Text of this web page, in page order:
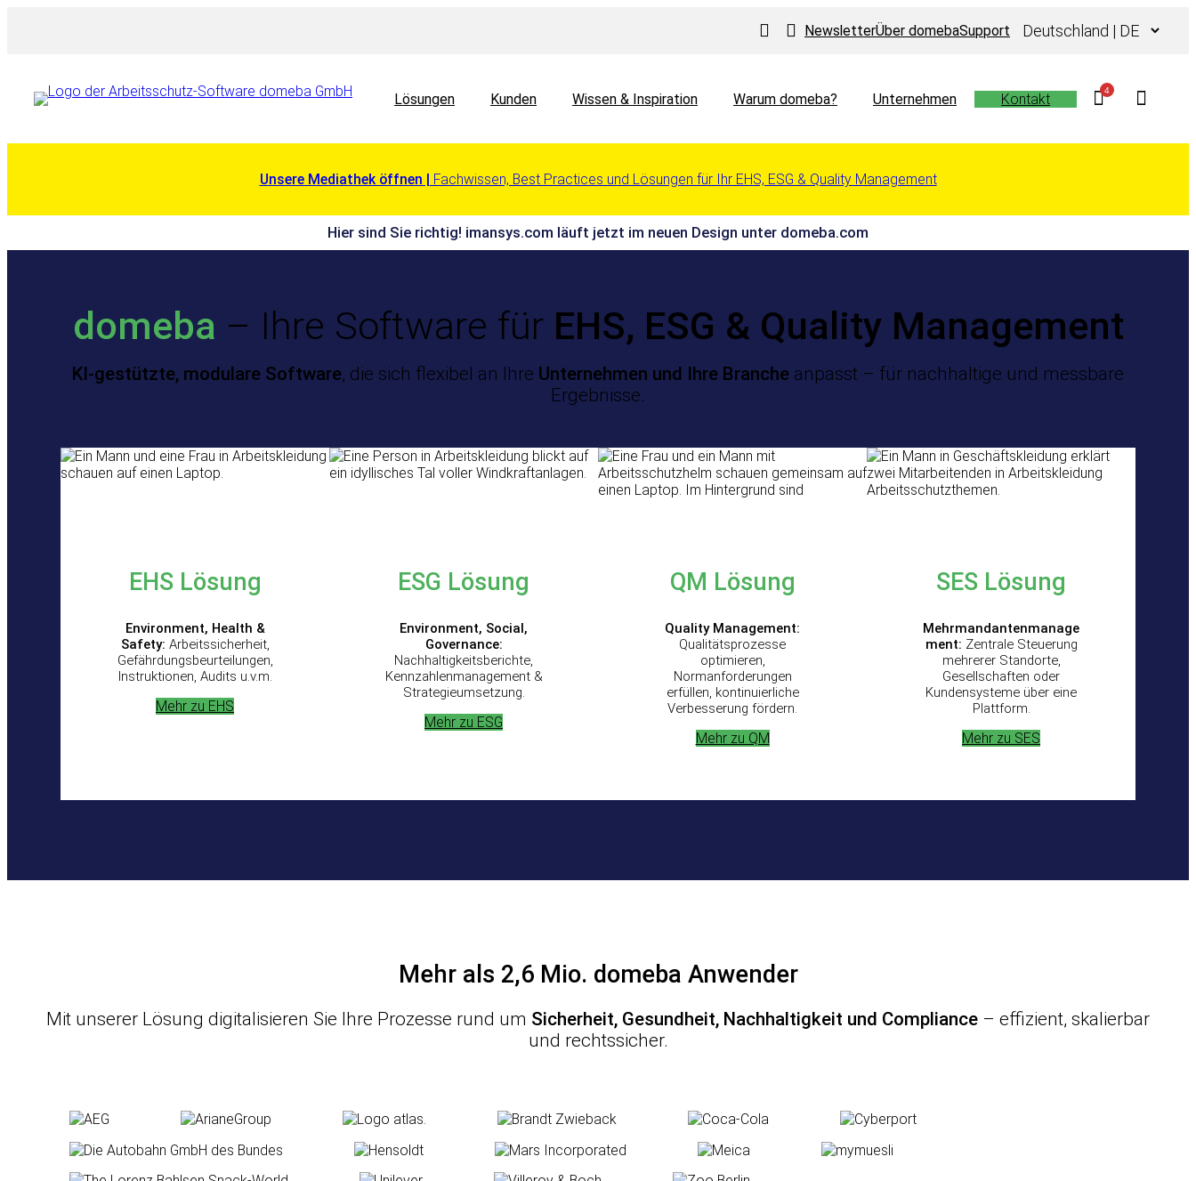
NewsletterÜber domebaSupportauswählen
Lösungen Kunden Wissen & Inspiration Warum domeba? Unternehmen Kontakt
4
Unsere Mediathek öffnen | Fachwissen, Best Practices und Lösungen für Ihr EHS, ESG & Quality Management
Hier sind Sie richtig! imansys.com läuft jetzt im neuen Design unter domeba.com
domeba – Ihre Software für EHS, ESG & Quality Management
KI‑gestützte, modulare Software, die sich flexibel an Ihre Unternehmen und Ihre Branche anpasst – für nachhaltige und messbare
Ergebnisse.
EHS Lösung
Environment, Health &
Safety: Arbeitssicherheit,
Gefährdungsbeurteilungen,
Instruktionen, Audits u.v.m.
Mehr zu EHS
ESG Lösung
Environment, Social,
Governance:
Nachhaltigkeitsberichte,
Kennzahlenmanagement &
Strategieumsetzung.
Mehr zu ESG
QM Lösung
Quality Management:
Qualitätsprozesse
optimieren,
Normanforderungen
erfüllen, kontinuierliche
Verbesserung fördern.
Mehr zu QM
SES Lösung
Mehrmandantenmanage
ment: Zentrale Steuerung
mehrerer Standorte,
Gesellschaften oder
Kundensysteme über eine
Plattform.
Mehr zu SES
Mehr als 2,6 Mio. domeba Anwender
Mit unserer Lösung digitalisieren Sie Ihre Prozesse rund um Sicherheit, Gesundheit, Nachhaltigkeit und Compliance – effizient, skalierbar
und rechtssicher.